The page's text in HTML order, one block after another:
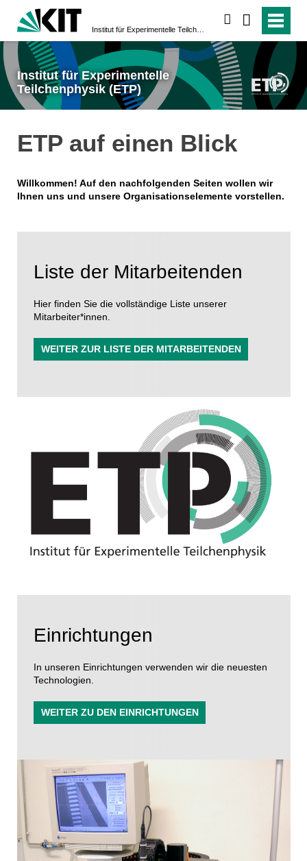
Institut für Experimentelle
Teilchenphysik (ETP)
ETP auf einen Blick
Willkommen! Auf den nachfolgenden Seiten wollen wir
Ihnen uns und unsere Organisationselemente vorstellen.
Liste der Mitarbeitenden
Hier finden Sie die vollständige Liste unserer
Mitarbeiter*innen.
WEITER ZUR LISTE DER MITARBEITENDEN
Einrichtungen
In unseren Einrichtungen verwenden wir die neuesten
Technologien.
WEITER ZU DEN EINRICHTUNGEN